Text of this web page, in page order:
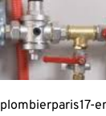
plombierparis17-